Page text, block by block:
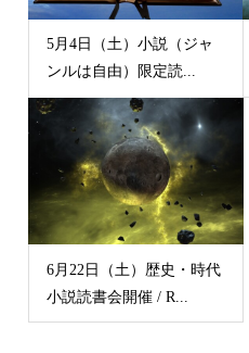
5月4日（土）小説（ジャ
ンルは自由）限定読...
6月22日（土）歴史・時代
小説読書会開催 / R...